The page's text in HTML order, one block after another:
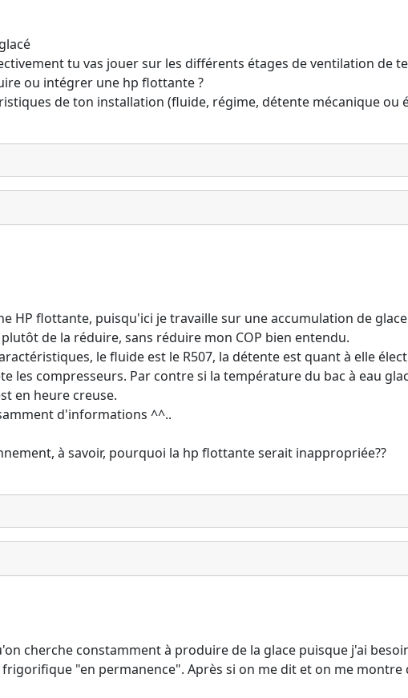
tu vas jouer sur les différents étages de ventilation de
ou intégrer une hp flottante ?
de ton installation (fluide, régime, détente mécanique ou
HP flottante, puisqu'ici je travaille sur une accumulation de
de la réduire, sans réduire mon COP bien entendu.
le fluide est le R507, la détente est quant à elle
les compresseurs. Par contre si la température du bac à eau
en heure creuse.
d'informations ^^..
à savoir, pourquoi la hp flottante serait inappropriée??
cherche constamment à produire de la glace puisque j'ai
"en permanence". Après si on me dit et on me